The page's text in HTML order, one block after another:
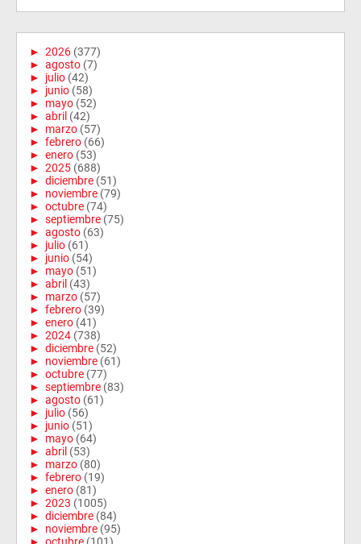
► 2026 (377)
► agosto (7)
► julio (42)
► junio (58)
► mayo (52)
► abril (42)
► marzo (57)
► febrero (66)
► enero (53)
► 2025 (688)
► diciembre (51)
► noviembre (79)
► octubre (74)
► septiembre (75)
► agosto (63)
► julio (61)
► junio (54)
► mayo (51)
► abril (43)
► marzo (57)
► febrero (39)
► enero (41)
► 2024 (738)
► diciembre (52)
► noviembre (61)
► octubre (77)
► septiembre (83)
► agosto (61)
► julio (56)
► junio (51)
► mayo (64)
► abril (53)
► marzo (80)
► febrero (19)
► enero (81)
► 2023 (1005)
► diciembre (84)
► noviembre (95)
► octubre (101)